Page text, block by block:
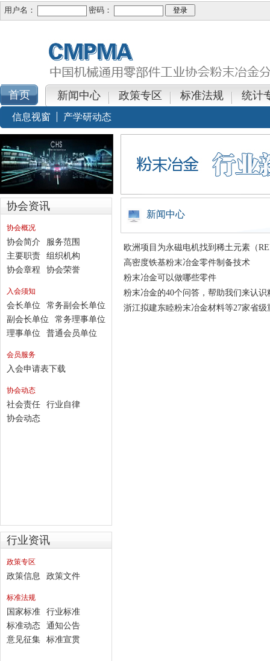
用户名： 密码：
新闻中心 政策专区 标准法规 统计
信息视窗 产学研动态
协会资讯
协会概况
协会简介
服务范围
主要职责
组织机构
协会章程
协会荣誉
入会须知
会长单位
常务副会长单位
副会长单位
常务理事单位
理事单位
普通会员单位
会员服务
入会申请表下载
协会动态
社会责任
行业自律
协会动态
行业资讯
政策专区
政策信息 政策文件
标准法规
国家标准
行业标准
标准动态
通知公告
意见征集
标准宣贯
新闻中心
欧洲项目为永磁电机找到稀土元素（
高密度铁基粉末冶金零件制备技术
粉末冶金可以做哪些零件
粉末冶金的40个问答，帮助我们来认识
浙江拟建东睦粉末冶金材料等27家省级